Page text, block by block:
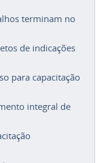
terminam no
de indicações
para capacitação
integral de